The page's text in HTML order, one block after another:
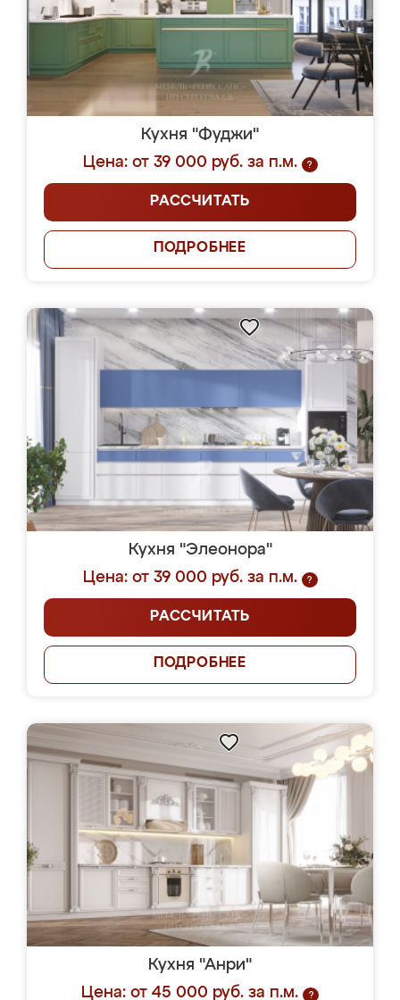
Кухня "Фуджи"
Цена: от 39 000 руб. за п.м.
?
РАССЧИТАТЬ
ПОДРОБНЕЕ
Кухня "Элеонора"
Цена: от 39 000 руб. за п.м.
?
РАССЧИТАТЬ
ПОДРОБНЕЕ
Кухня "Анри"
Цена: от 45 000 руб. за п.м.
?